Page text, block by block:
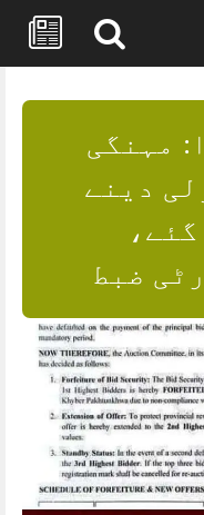
مہنگی
دینے
ضبط